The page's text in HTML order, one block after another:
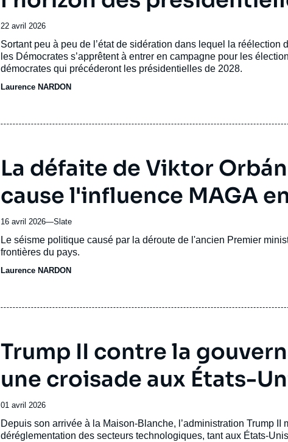
Date
de
publication
22 avril 2026
Accroche
Sortant peu à peu de l’état de sidération dans lequel la
les Démocrates s’apprêtent à entrer en campagne pour les
démocrates qui précéderont les présidentielles de 2028.
Laurence NARDON
La défaite de Viktor
cause l'influence MAGA
16 avril 2026—Nom
du
journal,
revue
ou
Slate
Accroche
Le séisme politique causé par la déroute de l'ancien Premier
frontières du pays.
Laurence NARDON
Trump II contre la
une croisade aux États-
Date
de
publication
01 avril 2026
Accroche
Depuis son arrivée à la Maison-Blanche, l’administration Trump
déréglementation des secteurs technologiques, tant aux États-